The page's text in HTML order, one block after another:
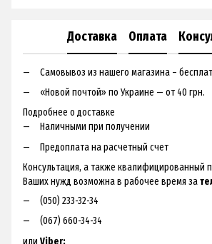
Доставка Оплата
Самовывоз из нашего магазина –
«Новой почтой» по Украине — от 40 грн.
Подробнее о доставке
Наличными при получении
Предоплата на расчетный счет
Консультация, а также квалифицированный
Ваших нужд возможна в рабочее время за
(050) 233-32-34
(067) 660-34-34
или Viber: